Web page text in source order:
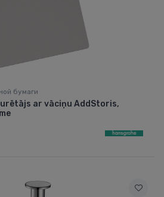
бумаги
ar vāciņu AddStoris,